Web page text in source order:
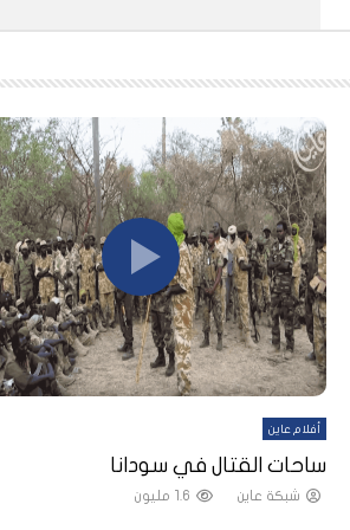
شاهد لاحقاً
أفلام عاين
ساحات القتال في سودانا
شبكة عاين 1.6 مليون